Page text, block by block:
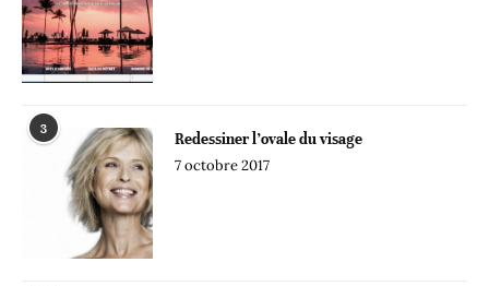
3
Redessiner l’ovale du visage
7 octobre 2017